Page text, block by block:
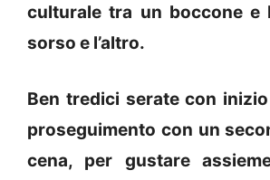
culturale tra un boccone e
sorso e l’altro.
Ben tredici serate con
proseguimento con un
cena, per gustare